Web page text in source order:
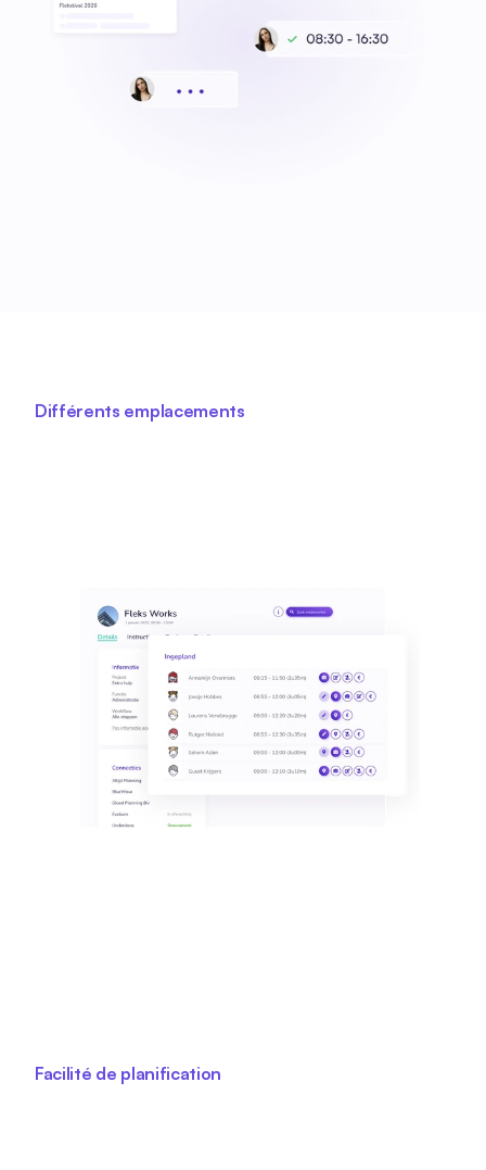
Facilité de planification
Différents emplacements